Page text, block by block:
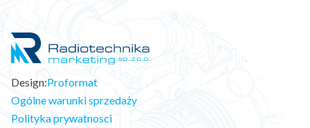
Design:Proformat
Ogólne warunki sprzedaży
Polityka prywatnosci